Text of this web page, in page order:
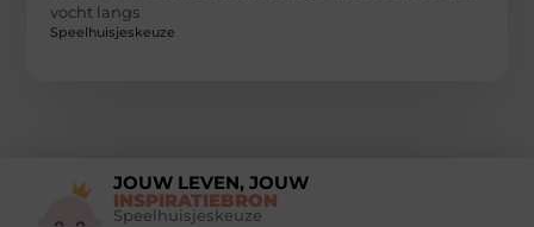
vocht langs
Speelhuisjeskeuze
JOUW LEVEN, JOUW
INSPIRATIEBRON
Speelhuisjeskeuze